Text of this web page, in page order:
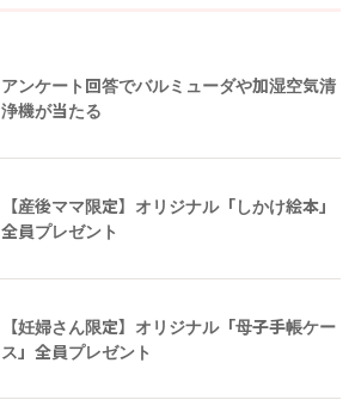
アンケート回答でバルミューダや加湿空気清
浄機が当たる
【産後ママ限定】オリジナル「しかけ絵本」
全員プレゼント
【妊婦さん限定】オリジナル「母子手帳ケー
ス」全員プレゼント